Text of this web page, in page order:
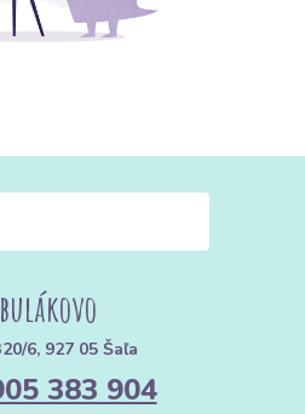
6, 927 05 Šaľa
383 904